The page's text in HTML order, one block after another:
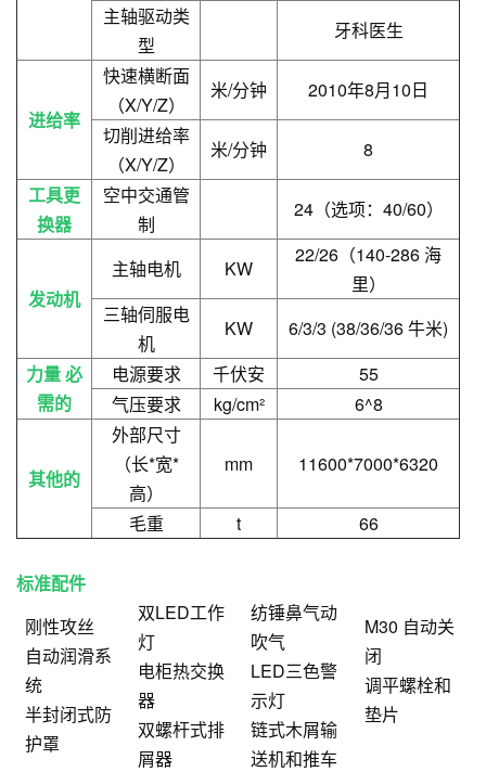
主轴驱动类
型
牙科医生
进给率
快速横断面
（X/Y/Z）
米/分钟
2010年8月10日
切削进给率
（X/Y/Z）
米/分钟
8
工具更
换器
空中交通管
制
24（选项：40/60）
发动机
主轴电机 KW
22/26（140-286 海
里）
三轴伺服电
机
KW
6/3/3 (38/36/36 牛米)
力量必
需的
电源要求 千伏安
55
气压要求
kg/cm² 6^8
其他的
外部尺寸
（长*宽*
高）
mm 11600*7000*6320
毛重 t 66
标准配件
刚性攻丝
自动润滑系
统
半封闭式防
护罩
双LED工作
灯
电柜热交换
器
双螺杆式排
屑器
纺锤鼻气动
吹气
LED三色警
示灯
链式木屑输
送机和推车
M30 自动关
闭
调平螺栓和
垫片